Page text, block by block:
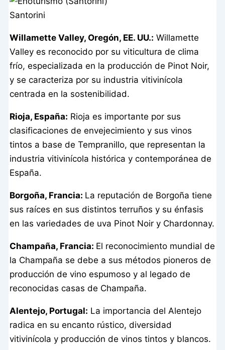
Santorini
Willamette Valley, Oregón, EE. UU.: Willamette
Valley es reconocido por su viticultura de clima
frío, especializada en la producción de Pinot Noir,
y se caracteriza por su industria vitivinícola
centrada en la sostenibilidad.
Rioja, España: Rioja es importante por sus
clasificaciones de envejecimiento y sus vinos
tintos a base de Tempranillo, que representan la
industria vitivinícola histórica y contemporánea de
España.
Borgoña, Francia: La reputación de Borgoña tiene
sus raíces en sus distintos terruños y su énfasis
en las variedades de uva Pinot Noir y Chardonnay.
Champaña, Francia: El reconocimiento mundial de
la Champaña se debe a sus métodos pioneros de
producción de vino espumoso y al legado de
reconocidas casas de Champaña.
Alentejo, Portugal: La importancia del Alentejo
radica en su encanto rústico, diversidad
vitivinícola y producción de vinos tintos y blancos.